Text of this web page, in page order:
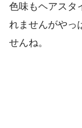
色味もヘアスタ
れませんがやっ
せんね。